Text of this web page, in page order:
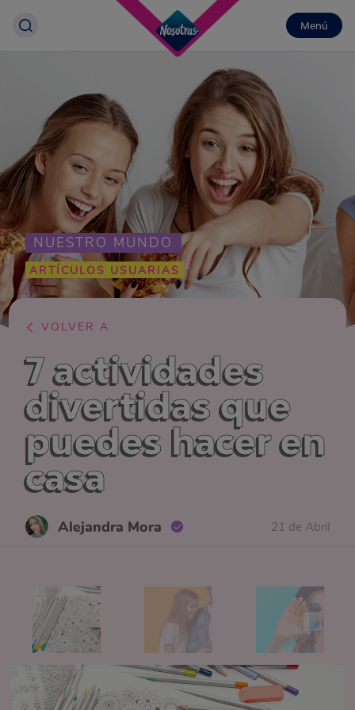
Menú
NUESTRO MUNDO
ARTÍCULOS USUARIAS
VOLVER A
7 actividades
divertidas que
puedes hacer en
casa
Alejandra Mora 21 de Abril